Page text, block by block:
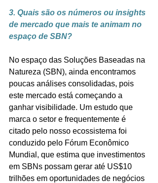
3. Quais são os números ou insights
de mercado que mais te animam no
espaço de SBN?
No espaço das Soluções Baseadas na
Natureza (SBN), ainda encontramos
poucas análises consolidadas, pois
este mercado está começando a
ganhar visibilidade. Um estudo que
marca o setor e frequentemente é
citado pelo nosso ecossistema foi
conduzido pelo Fórum Econômico
Mundial, que estima que investimentos
em SBNs possam gerar até US$10
trilhões em oportunidades de negócios